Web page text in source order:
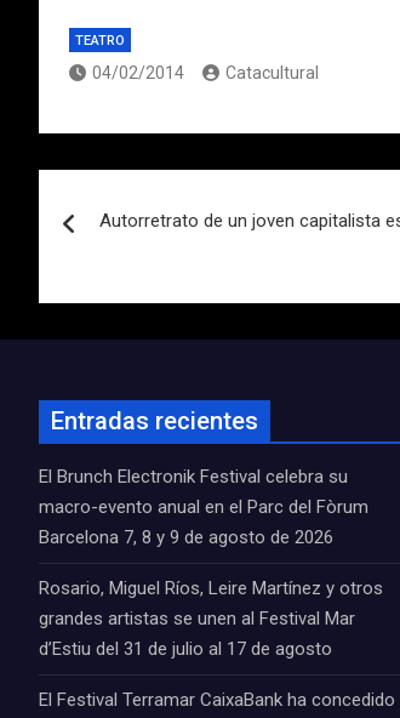
TEATRO
04/02/2014 Catacultural
de
entradas
Autorretrato de un joven capitalista
Entradas recientes
El Brunch Electronik Festival celebra su
macro-evento anual en el Parc del Fòrum
Barcelona 7, 8 y 9 de agosto de 2026
Rosario, Miguel Ríos, Leire Martínez y otros
grandes artistas se unen al Festival Mar
d’Estiu del 31 de julio al 17 de agosto
El Festival Terramar CaixaBank ha concedido